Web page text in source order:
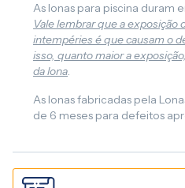
As lonas para piscina duram
Vale lembrar que a exposição
intempéries é que causam o
isso, quanto maior a
da lona.
As lonas fabricadas pela
de 6 meses para defeitos